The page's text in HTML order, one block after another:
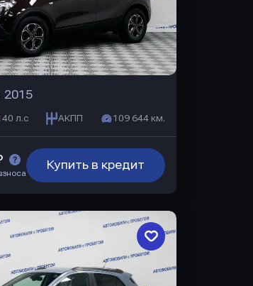
2015
л.с АКПП 109 644 км.
Купить в кредит